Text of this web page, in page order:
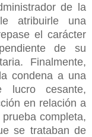
de la
atribuirle una
el carácter
de su
Finalmente,
condena a una
lucro cesante,
en relación a
completa,
se trataban de